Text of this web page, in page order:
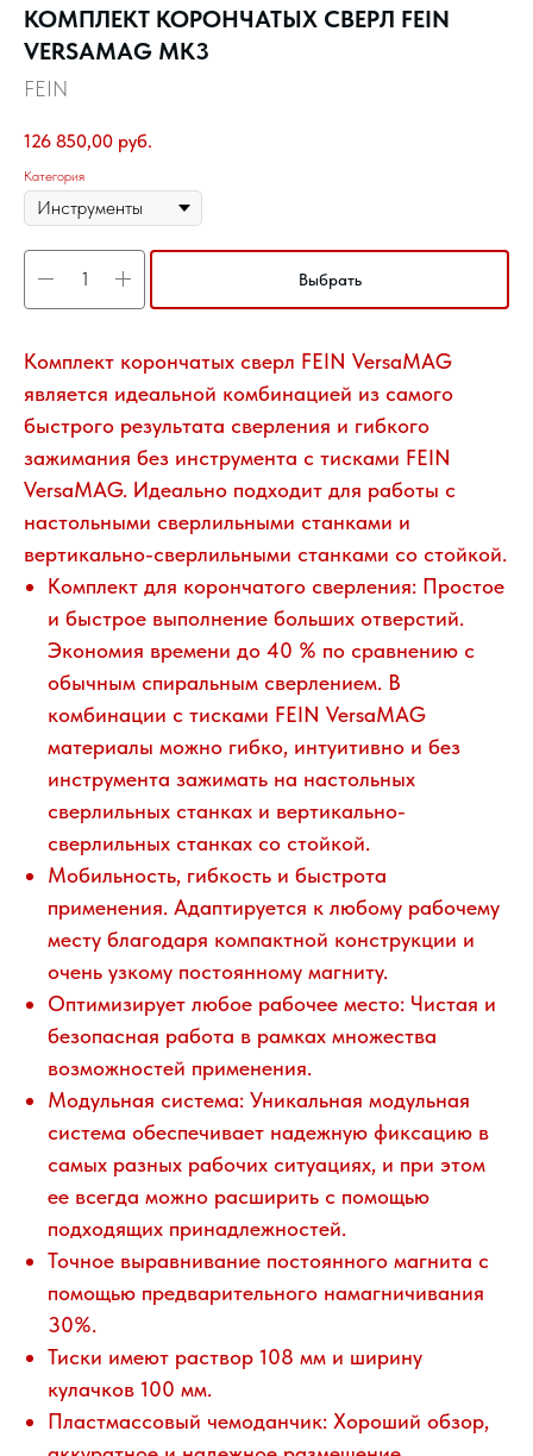
КОМПЛЕКТ КОРОНЧАТЫХ СВЕРЛ FEIN
VERSAMAG MK3
FEIN
126 850,00 руб.
Категория
Выбрать
Комплект корончатых сверл FEIN VersaMAG
является идеальной комбинацией из самого
быстрого результата сверления и гибкого
зажимания без инструмента с тисками FEIN
VersaMAG. Идеально подходит для работы с
настольными сверлильными станками и
вертикально-сверлильными станками со стойкой.
Комплект для корончатого сверления: Простое
и быстрое выполнение больших отверстий.
Экономия времени до 40 % по сравнению с
обычным спиральным сверлением. В
комбинации с тисками FEIN VersaMAG
материалы можно гибко, интуитивно и без
инструмента зажимать на настольных
сверлильных станках и вертикально-
сверлильных станках со стойкой.
Мобильность, гибкость и быстрота
применения. Адаптируется к любому рабочему
месту благодаря компактной конструкции и
очень узкому постоянному магниту.
Оптимизирует любое рабочее место: Чистая и
безопасная работа в рамках множества
возможностей применения.
Модульная система: Уникальная модульная
система обеспечивает надежную фиксацию в
самых разных рабочих ситуациях, и при этом
ее всегда можно расширить с помощью
подходящих принадлежностей.
Точное выравнивание постоянного магнита с
помощью предварительного намагничивания
30%.
Тиски имеют раствор 108 мм и ширину
кулачков 100 мм.
Пластмассовый чемоданчик: Хороший обзор,